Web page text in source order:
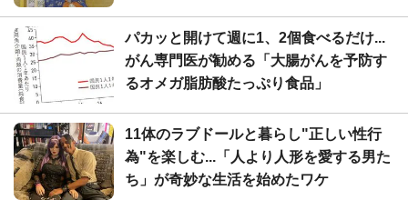
パカッと開けて週に1、2個食べるだけ...
がん専門医が勧める「大腸がんを予防す
るオメガ脂肪酸たっぷり食品」
11体のラブドールと暮らし"正しい性行
為"を楽しむ...「人より人形を愛する男た
ち」が奇妙な生活を始めたワケ